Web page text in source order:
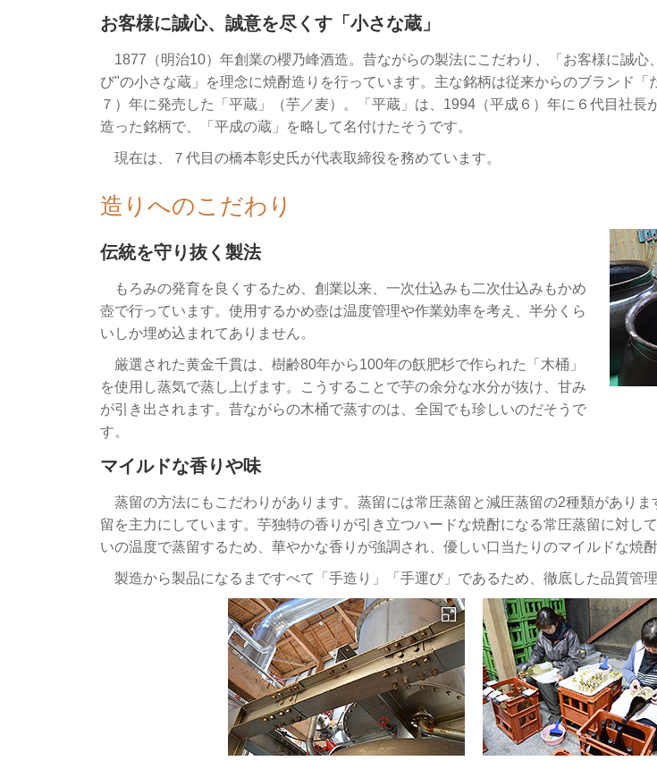
お客様に誠心、誠意を尽くす「小さな蔵」
1877（明治10）年創業の櫻乃峰酒造。昔ながらの製法にこだわり、「お客様に誠心
び"の小さな蔵」を理念に焼酎造りを行っています。主な銘柄は従来からのブランド「
７）年に発売した「平蔵」（芋／麦）。「平蔵」は、1994（平成６）年に６代目社長
造った銘柄で、「平成の蔵」を略して名付けたそうです。
現在は、７代目の橋本彰史氏が代表取締役を務めています。
造りへのこだわり
伝統を守り抜く製法
もろみの発育を良くするため、創業以来、一次仕込みも二次仕込みもかめ
壺で行っています。使用するかめ壺は温度管理や作業効率を考え、半分くら
いしか埋め込まれてありません。
厳選された黄金千貫は、樹齢80年から100年の飫肥杉で作られた「木桶」
を使用し蒸気で蒸し上げます。こうすることで芋の余分な水分が抜け、甘み
が引き出されます。昔ながらの木桶で蒸すのは、全国でも珍しいのだそうで
す。
マイルドな香りや味
蒸留の方法にもこだわりがあります。蒸留には常圧蒸留と減圧蒸留の2種類がありま
留を主力にしています。芋独特の香りが引き立つハードな焼酎になる常圧蒸留に対し
いの温度で蒸留するため、華やかな香りが強調され、優しい口当たりのマイルドな焼
製造から製品になるまですべて「手造り」「手運び」であるため、徹底した品質管理